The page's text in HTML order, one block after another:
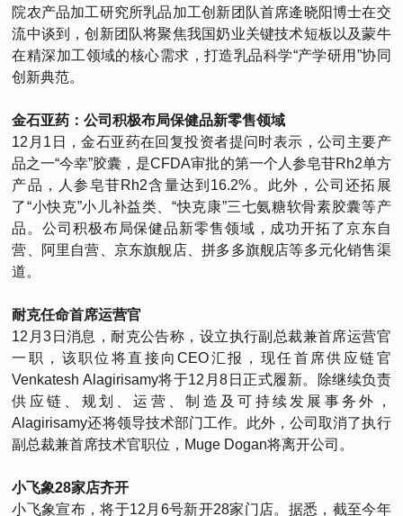
院农产品加工研究所乳品加工创新团队首席逄晓阳博士在交
流中谈到，创新团队将聚焦我国奶业关键技术短板以及蒙牛
在精深加工领域的核心需求，打造乳品科学“产学研用”协同
创新典范。
金石亚药：公司积极布局保健品新零售领域
12月1日，金石亚药在回复投资者提问时表示，公司主要产
品之一“今幸”胶囊，是CFDA审批的第一个人参皂苷Rh2单方
产品，人参皂苷Rh2含量达到16.2%。此外，公司还拓展
了“小快克”小儿补益类、“快克康”三七氨糖软骨素胶囊等产
品。公司积极布局保健品新零售领域，成功开拓了京东自
营、阿里自营、京东旗舰店、拼多多旗舰店等多元化销售渠
道。
耐克任命首席运营官
12月3日消息，耐克公告称，设立执行副总裁兼首席运营官
一职，该职位将直接向CEO汇报，现任首席供应链官
Venkatesh Alagirisamy将于12月8日正式履新。除继续负责
供应链、规划、运营、制造及可持续发展事务外，
Alagirisamy还将领导技术部门工作。此外，公司取消了执行
副总裁兼首席技术官职位，Muge Dogan将离开公司。
小飞象28家店齐开
小飞象宣布，将于12月6号新开28家门店。据悉，截至今年